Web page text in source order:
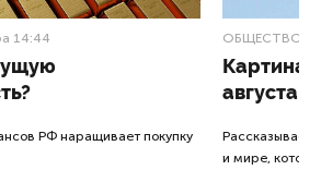
14:44
РФ наращивает покупку
ОБЩЕСТВО
Картина
августа
Рассказываем
и мире,